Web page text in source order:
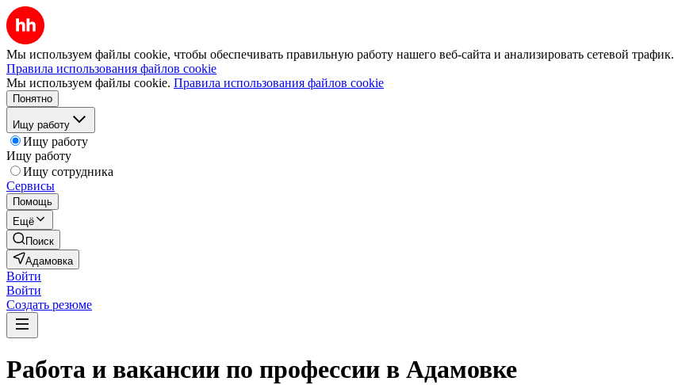
Мы используем файлы cookie, чтобы обеспечивать правильную работу нашего веб-сайта и анализировать сетевой трафик.
Правила использования файлов cookie
Мы используем файлы cookie. Правила использования файлов cookie
Понятно
Ищу работу
Ищу работу
Ищу работу
Ищу сотрудника
Сервисы
Помощь
Ещё
Поиск
Адамовка
Войти
Войти
Создать резюме
Работа и вакансии по профессии в Адамовке